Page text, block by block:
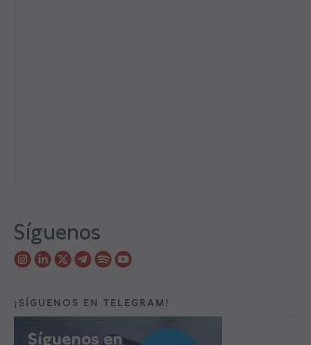
Síguenos
¡SÍGUENOS EN TELEGRAM!